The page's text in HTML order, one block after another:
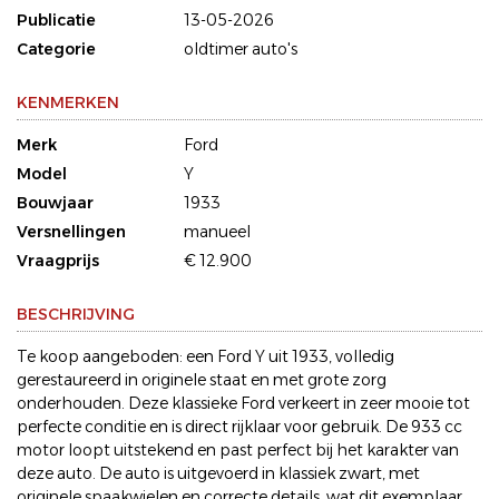
Publicatie
13-05-2026
Categorie
oldtimer auto's
KENMERKEN
Merk
Ford
Model
Y
Bouwjaar
1933
Versnellingen
manueel
Vraagprijs
€ 12.900
BESCHRIJVING
Te koop aangeboden: een Ford Y uit 1933, volledig
gerestaureerd in originele staat en met grote zorg
onderhouden. Deze klassieke Ford verkeert in zeer mooie tot
perfecte conditie en is direct rijklaar voor gebruik. De 933 cc
motor loopt uitstekend en past perfect bij het karakter van
deze auto. De auto is uitgevoerd in klassiek zwart, met